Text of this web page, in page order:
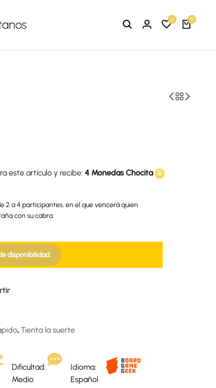
0 0
este artículo y recibe: 4 Monedas Chocita
2 a 4 participantes, en el que vencerá quien
con su cabra.
disponibilidad.
, Tienta la suerte
Dificultad:
Medio
Idioma:
Español